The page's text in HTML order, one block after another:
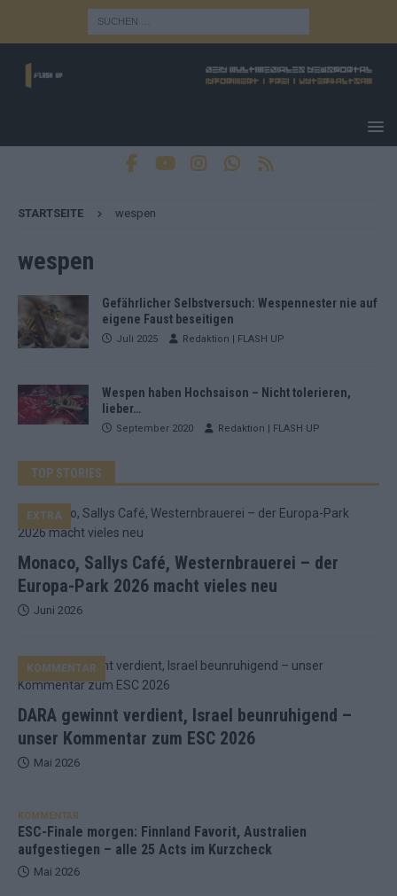
STARTSEITE wespen
wespen
Gefährlicher Selbstversuch: Wespennester nie auf
eigene Faust beseitigen
Juli 2025 Redaktion | FLASH UP
Wespen haben Hochsaison – Nicht tolerieren,
lieber…
September 2020 Redaktion | FLASH UP
TOP STORIES
Monaco, Sallys Café, Westernbrauerei – der
Europa-Park 2026 macht vieles neu
EXTRA
Juni 2026
DARA gewinnt verdient, Israel beunruhigend –
unser Kommentar zum ESC 2026
KOMMENTAR
Mai 2026
KOMMENTAR
ESC-Finale morgen: Finnland Favorit, Australien
aufgestiegen – alle 25 Acts im Kurzcheck
Mai 2026